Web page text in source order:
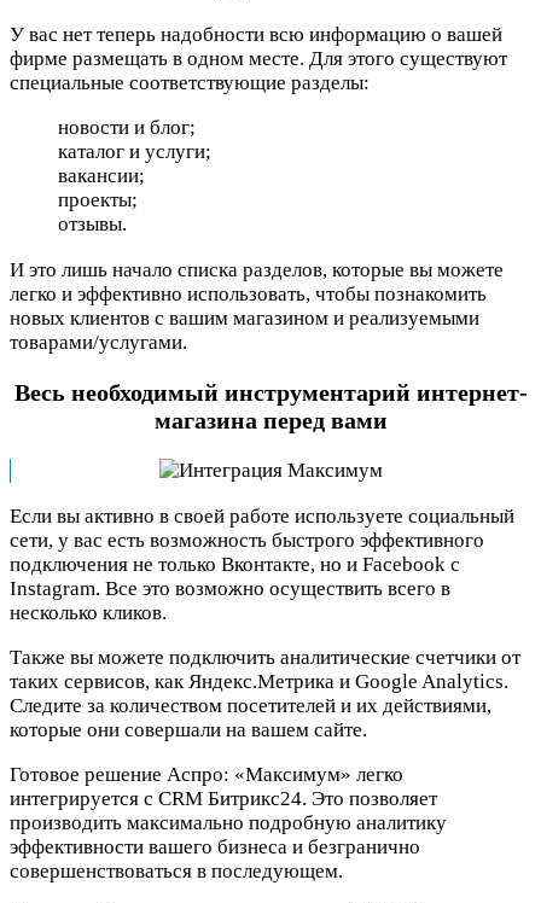
У вас нет теперь надобности всю информацию о вашей
фирме размещать в одном месте. Для этого существуют
специальные соответствующие разделы:
новости и блог;
каталог и услуги;
вакансии;
проекты;
отзывы.
И это лишь начало списка разделов, которые вы можете
легко и эффективно использовать, чтобы познакомить
новых клиентов с вашим магазином и реализуемыми
товарами/услугами.
Весь необходимый инструментарий интернет-
магазина перед вами
Если вы активно в своей работе используете социальный
сети, у вас есть возможность быстрого эффективного
подключения не только Вконтакте, но и Facebook с
Instagram. Все это возможно осуществить всего в
несколько кликов.
Также вы можете подключить аналитические счетчики от
таких сервисов, как Яндекс.Метрика и Google Analytics.
Следите за количеством посетителей и их действиями,
которые они совершали на вашем сайте.
Готовое решение Аспро: «Максимум» легко
интегрируется с CRM Битрикс24. Это позволяет
производить максимально подробную аналитику
эффективности вашего бизнеса и безгранично
совершенствоваться в последующем.